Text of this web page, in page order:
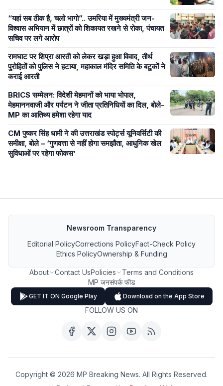
“यहां सब ठीक है, चलो भागो”.. उमरिया में मुख्यमंत्री जन-
विश्वास अभियान में छात्रों को शिकायत रखने से रोका, पंचायत
सचिव पर लगे आरोप
रामघाट पर शिप्रा आरती को लेकर खड़ा हुआ विवाद, तीर्थ
पुरोहितों को पुलिस ने हटाया, महाकाल मंदिर समिति के बटुकों ने
कराई आरती
BRICS सम्मेलन: विदेशी मेहमानों को भाया भोपाल,
मेहमाननवाजी और पर्यटन ने जीता प्रतिनिधियों का दिल, बोले-
MP का आतिथ्य हमेशा रहेगा याद
CM पुष्कर सिंह धामी ने की उत्तराखंड स्पोर्ट्स यूनिवर्सिटी की
समीक्षा, बोले – ‘गुणवत्ता से नहीं होगा समझौता, आधुनिक खेल
सुविधाओं पर रहेगा फोकस’
Newsroom Transparency
Editorial PolicyCorrections PolicyFact-Check Policy
Ethics PolicyOwnership & Funding
About Contact UsPolicies
Terms and Conditions
MP जनसंपर्क फीड
GET IT ON Google Play Download on the App Store
FOLLOW US ON
Copyright © 2026 MP Breaking News. All Rights Reserved.